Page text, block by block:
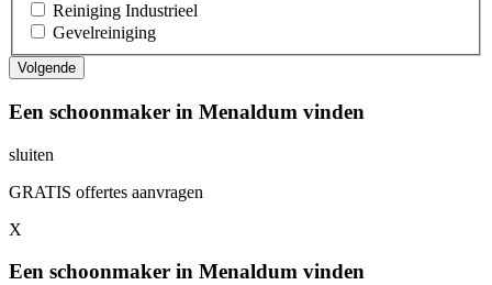
Reiniging Industrieel
Gevelreiniging
Een schoonmaker in Menaldum vinden
sluiten
GRATIS offertes aanvragen
X
Een schoonmaker in Menaldum vinden